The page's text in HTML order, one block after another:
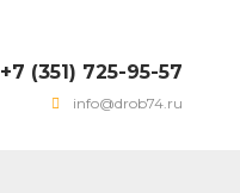
+7 (351) 725-95-57
info@drob74.ru